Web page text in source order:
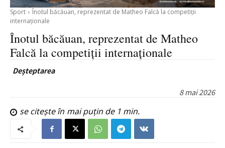
Sport
Înotul băcăuan, reprezentat de Matheo Falcă la competiții
internaționale
Înotul băcăuan, reprezentat de Matheo
Falcă la competiții internaționale
Deșteptarea
8 mai 2026
se citește în mai puțin de 1 min.